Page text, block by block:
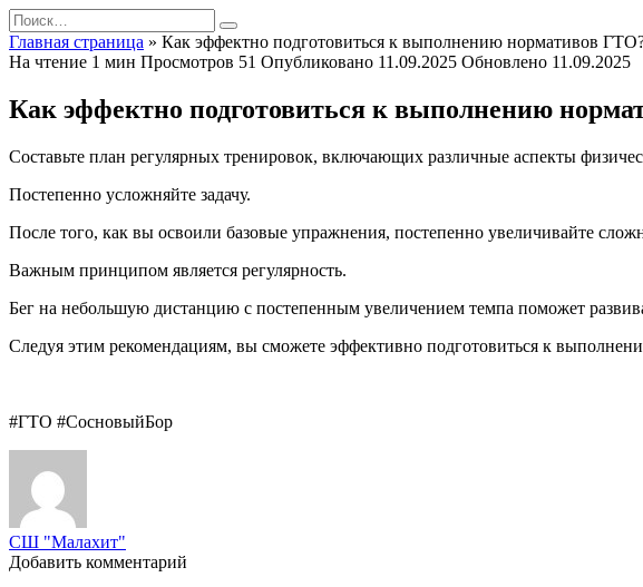
Перейти
к
содержанию
Search
for:
Главная страница » Как эффектно подготовиться к выполнению нормативов
На чтение 1 мин Просмотров 51 Опубликовано 11.09.2025 Обновлено 11.09.2025
Как эффектно подготовиться к выполнению
Составьте план регулярных тренировок, включающих различные аспекты
Постепенно усложняйте задачу.
После того, как вы освоили базовые упражнения, постепенно увеличивайте
Важным принципом является регулярность.
Бег на небольшую дистанцию с постепенным увеличением темпа поможет
Следуя этим рекомендациям, вы сможете эффективно подготовиться к
#ГТО #СосновыйБор
СШ "Малахит"
Добавить комментарий